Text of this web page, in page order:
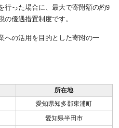
行った場合に、最大で寄附額の約9
の優遇措置制度です。
への活用を目的とした寄附の一
所在地
愛知県知多郡東浦町
愛知県半田市